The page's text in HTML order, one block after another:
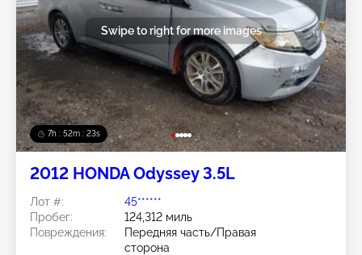
7h : 52m : 20s
Swipe to right for more images
2012 HONDA Odyssey 3.5L
Лот #:
45******
Пробег:
124,312 миль
Повреждения:
Передняя часть/Правая
сторона